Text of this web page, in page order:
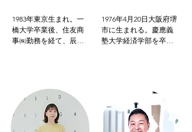
には、環境省エコファ
ースト企業に認定され
飲食業界の環境保全先
1983年東京生まれ。一
橋大学卒業後、住友商
事㈱勤務を経て、辰野
す。大阪・船場地域に
おいては街づくりに取
り組む。高校時代をド
イツで過ごし、その後
1976年4月20日大阪府堺
市に生まれる。慶應義
塾大学経済学部を卒業
する。2014年、突然の
長兄他界を機に、父が
創業した千房株式会社
に入社、専務取締役に